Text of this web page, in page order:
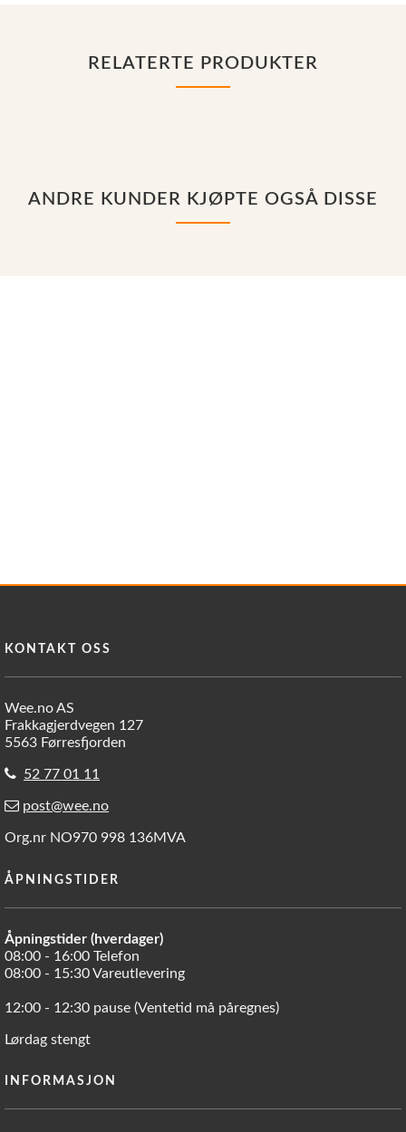
RELATERTE PRODUKTER
ANDRE KUNDER KJØPTE OGSÅ DISSE
KONTAKT OSS
Wee.no AS
Frakkagjerdvegen 127
5563 Førresfjorden
52 77 01 11
post@wee.no
Org.nr NO970 998 136MVA
ÅPNINGSTIDER
Åpningstider (hverdager)
08:00 - 16:00 Telefon
08:00 - 15:30 Vareutlevering
12:00 - 12:30 pause (Ventetid må påregnes)
Lørdag stengt
INFORMASJON